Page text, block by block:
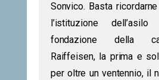
Sonvico. Basta
l’istituzione
fondazione della
Raiffeisen, la prima e
per oltre un ventennio, il